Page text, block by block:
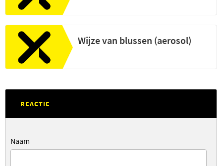
Wijze van blussen (aerosol)
REACTIE
Naam